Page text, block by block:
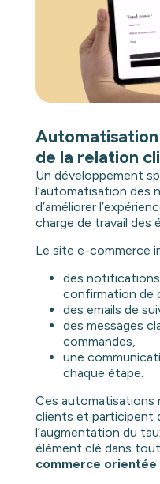
de la relation
Un développement
l’automatisation des
d’améliorer
charge de travail des
Le site e-commerce
des
confirmation de
des emails de
des messages
commandes,
une
chaque étape.
Ces automatisations
clients et participent
l’augmentation du
élément clé dans
commerce